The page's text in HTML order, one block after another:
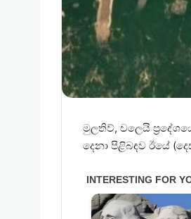
මුලතිව්, චලෙයි
දෙනා පිළිබඳව ඊයේ